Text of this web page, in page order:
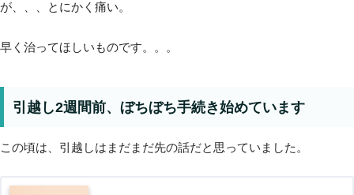
が、、、とにかく痛い。
早く治ってほしいものです。。。
引越し2週間前、ぼちぼち手続き始めています
この頃は、引越しはまだまだ先の話だと思っていました。